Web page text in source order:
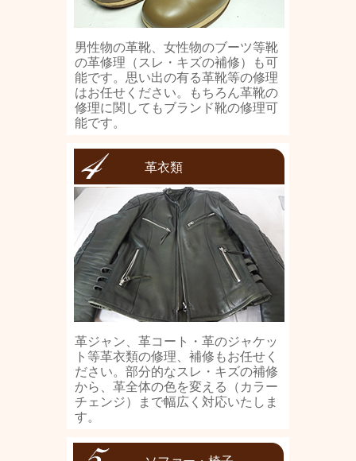
男性物の革靴、女性物のブーツ等靴
の革修理（スレ・キズの補修）も可
能です。思い出の有る革靴等の修理
はお任せください。もちろん革靴の
修理に関してもブランド靴の修理可
能です。
革衣類
革ジャン、革コート・革のジャケッ
ト等革衣類の修理、補修もお任せく
ださい。部分的なスレ・キズの補修
から、革全体の色を変える（カラー
チェンジ）まで幅広く対応いたしま
す。